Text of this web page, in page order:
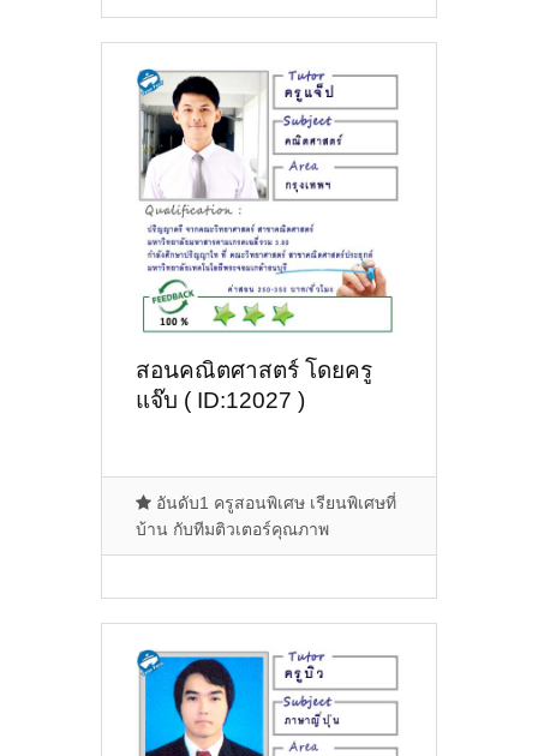
สอนคณิตศาสตร์ โดยครู
แจ๊บ ( ID:12027 )
อันดับ1 ครูสอนพิเศษ เรียนพิเศษที่
บ้าน กับทีมติวเตอร์คุณภาพ